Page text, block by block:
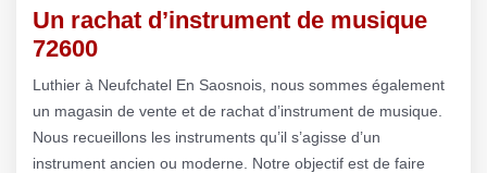
Un rachat d’instrument de musique
72600
Luthier à Neufchatel En Saosnois, nous sommes également
un magasin de vente et de rachat d’instrument de musique.
Nous recueillons les instruments qu’il s’agisse d’un
instrument ancien ou moderne. Notre objectif est de faire